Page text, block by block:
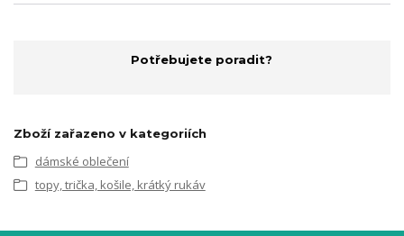
Potřebujete poradit?
Zboží zařazeno v kategoriích
dámské oblečení
topy, trička, košile, krátký rukáv